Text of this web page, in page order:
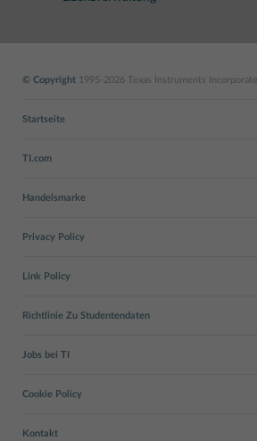
© Copyright 1995-2026 Texas Instruments
Startseite
TI.com
Handelsmarke
Privacy Policy
Link Policy
Richtlinie Zu Studentendaten
Jobs bei TI
Cookie Policy
Kontakt